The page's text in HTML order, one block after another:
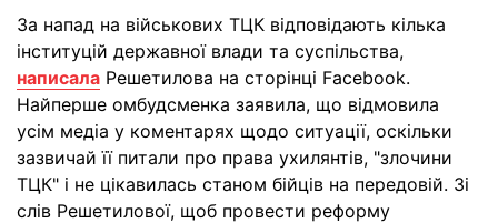
За напад на військових ТЦК відповідають кілька
інституцій державної влади та суспільства,
написала Решетилова на сторінці Facebook.
Найперше омбудсменка заявила, що відмовила
усім медіа у коментарях щодо ситуації, оскільки
зазвичай її питали про права ухилянтів, "злочини
ТЦК" і не цікавилась станом бійців на передовій. Зі
слів Решетилової, щоб провести реформу